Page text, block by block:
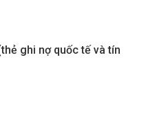
ghi nợquốc tếvà tín